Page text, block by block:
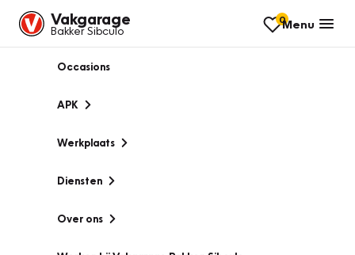
Vakgarage
Bakker Sibculo
0Menu
Occasions
APK
Werkplaats
Diensten
Over ons